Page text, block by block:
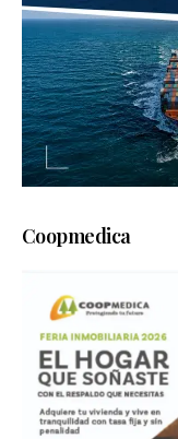
Coopmedica